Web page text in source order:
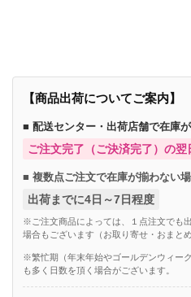
【商品出荷についてご案内】
■ 配送センター・出荷店舗で在庫
ご注文完了（ご決済完了）の翌
■ 複数点ご注文で在庫が揃わない
出荷までに4日～7日程度
※ご注文商品によっては、１点注文でも
場合もございます（お取り寄せ・おまとめ
※繁忙期（年末年始やゴールデンウィー
も多く日数を頂く場合がございます。